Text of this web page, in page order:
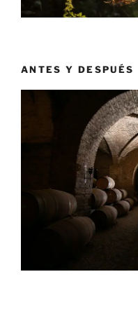
ANTES Y DESPUÉS